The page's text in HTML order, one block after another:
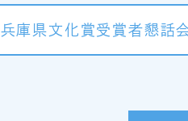
兵庫県文化賞受賞者懇話